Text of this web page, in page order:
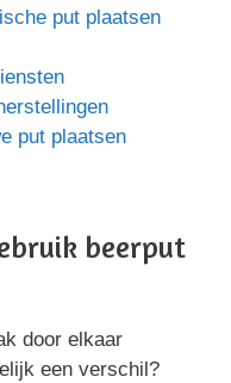
put plaatsen
put plaatsen
beerput
door elkaar
een verschil?